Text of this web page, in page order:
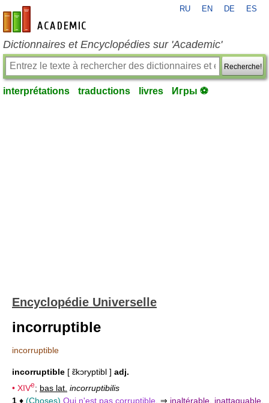
fr-academic.com
RU EN DE ES
Dictionnaires et Encyclopédies sur 'Academic'
Recherche!
interprétations traductions livres Игры ⚽
Encyclopédie Universelle
incorruptible
incorruptible
incorruptible [ ɛ̃kɔryptibl ] adj.
• XIVe; bas lat. incorruptibilis
1 ♦ (Choses) Qui n'est pas corruptible. ⇒ inaltérable inattaquable